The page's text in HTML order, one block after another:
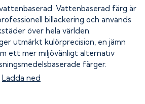
Vattenbaserad färg är
billackering och används
över hela världen.
utmärkt kulörprecision, en jämn
ett mer miljövänligt alternativ
färger.
Ladda ned